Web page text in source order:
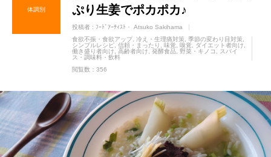
体調別
ぷり生姜でポカポカ♪
投稿者 : ﾌｰﾄﾞｱｰﾃｨｽﾄ・ Atsuko Sakihama
食欲不振・食欲アップ 冷え・生理痛対策
季節の変わり目対策
シンプルレシピ 信頼・まったり 味覚 嗅覚
ダイエット者向け
働き盛り者向け
高齢者向け 発酵食品 野菜・キノコ
スパイ
ス・調味料・飲料
閲覧数：356